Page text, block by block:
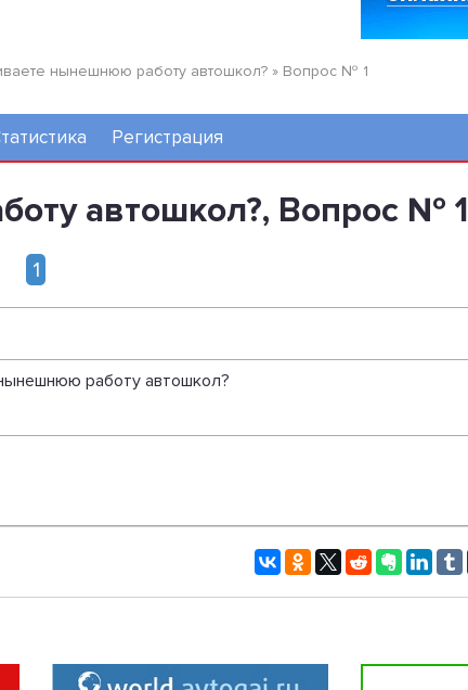
нынешнюю работу автошкол? » Вопрос № 1
Регистрация
автошкол?, Вопрос № 1
1
работу автошкол?